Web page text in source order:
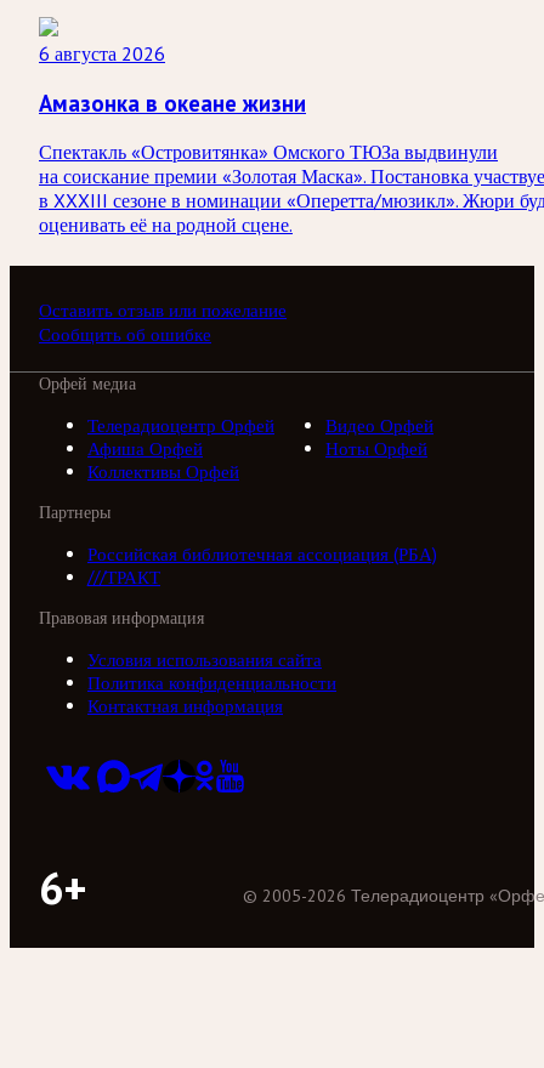
6 августа 2026
Амазонка в океане жизни
Спектакль «Островитянка» Омского ТЮЗа выдвинули
на соискание премии «Золотая Маска». Постановка
в XXXIII сезоне в номинации «Оперетта/мюзикл». Жюри
оценивать её на родной сцене.
Оставить отзыв или пожелание
Сообщить об ошибке
Орфей медиа
Телерадиоцентр Орфей
Видео Орфей
Афиша Орфей
Ноты Орфей
Коллективы Орфей
Партнеры
Российская библиотечная ассоциация (РБА)
///ТРАКТ
Правовая информация
Условия использования сайта
Политика конфиденциальности
Контактная информация
6+ © 2005-2026 Телерадиоцентр